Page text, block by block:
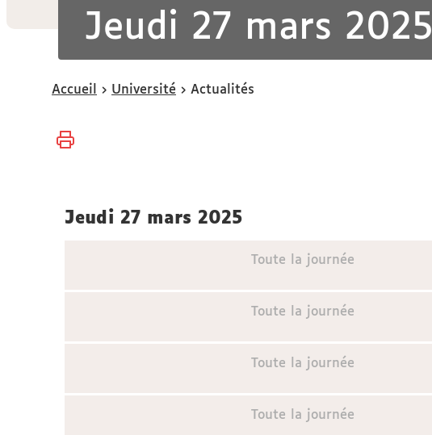
Jeudi 27 mars 2025
Vous
ici :
Accueil Université Actualités
jeudi 27 mars 2025
Toute la journée
Toute la journée
Toute la journée
Toute la journée